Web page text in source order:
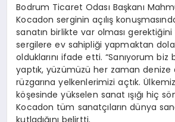
Bodrum Ticaret Odası Başkanı
Kocadon serginin açılış
sanatın birlikte var olması
sergilere ev sahipliği yapmaktan
olduklarını ifade etti. “Sanıyorum
yaptık, yüzümüzü her zaman
rüzgarına yelkenlerimizi açtık.
köşesinde yükselen sanat ışığı hiç
Kocadon tüm sanatçıların dünya
kutladığını belirtti.